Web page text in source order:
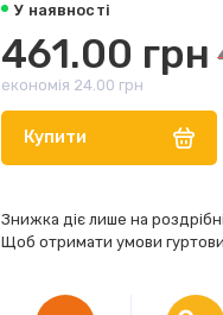
У наявності
461.00 грн
економія 24.00 грн
Купити
Знижка діє лише на
Щоб отримати умови